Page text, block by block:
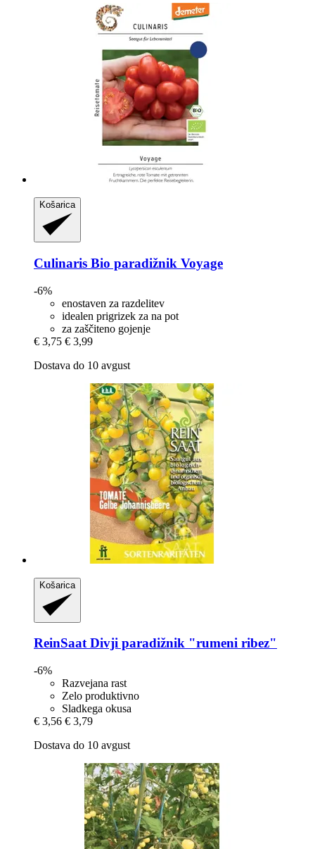
Košarica
Culinaris Bio paradižnik Voyage
-6%
enostaven za razdelitev
idealen prigrizek za na pot
za zaščiteno gojenje
€ 3,75 € 3,99
Dostava do 10 avgust
Košarica
ReinSaatDivji paradižnik "rumeni ribez"
-6%
Razvejana rast
Zelo produktivno
Sladkega okusa
€ 3,56 € 3,79
Dostava do 10 avgust